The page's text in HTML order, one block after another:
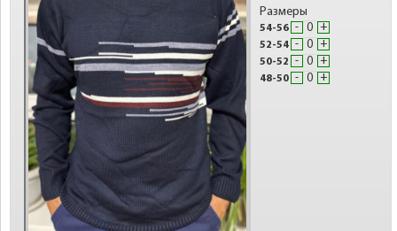
Размеры
54-56 - +
52-54 - +
50-52 - +
48-50 - +